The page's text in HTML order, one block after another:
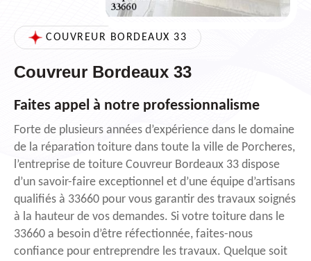
COUVREUR BORDEAUX 33
Couvreur Bordeaux 33
Faites appel à notre professionnalisme
Forte de plusieurs années d’expérience dans le domaine
de la réparation toiture dans toute la ville de Porcheres,
l’entreprise de toiture Couvreur Bordeaux 33 dispose
d’un savoir-faire exceptionnel et d’une équipe d’artisans
qualifiés à 33660 pour vous garantir des travaux soignés
à la hauteur de vos demandes. Si votre toiture dans le
33660 a besoin d’être réfectionnée, faites-nous
confiance pour entreprendre les travaux. Quelque soit